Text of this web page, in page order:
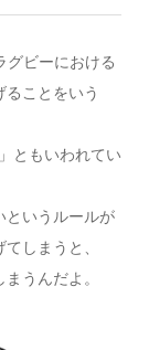
ビーにおける
こと をいう
ともいわれてい
というルールが
しまうと、
うんだよ。